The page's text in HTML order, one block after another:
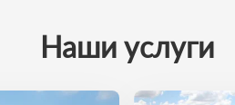
Наши услуги